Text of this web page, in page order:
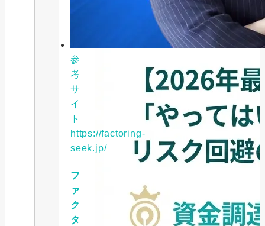
参
考
サ
イ
ト
https://factoring-
seek.jp/
フ
ァ
ク
タ